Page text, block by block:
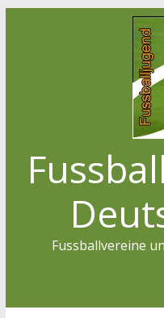
Fussballvereine